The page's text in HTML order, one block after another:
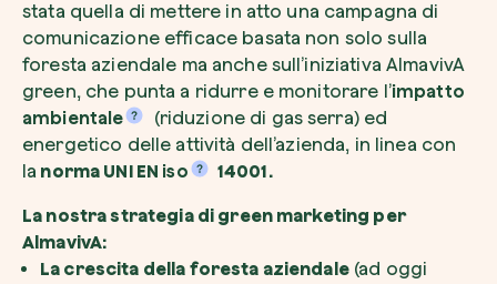
stata quella di mettere in atto una campagna di
comunicazione efficace basata non solo sulla
foresta aziendale ma anche sull’iniziativa AlmavivA
green, che punta a ridurre e monitorare l’impatto
ambientale
(riduzione di gas serra) ed
energetico delle attività dell’azienda, in linea con
la norma UNI EN iso 14001.
La nostra strategia di green marketing per
AlmavivA:
La crescita della foresta aziendale(ad oggi